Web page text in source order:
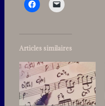
Articles similaires